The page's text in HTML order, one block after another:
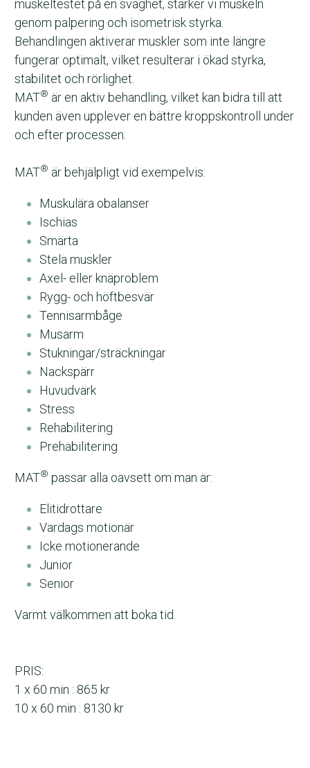
muskeltestet på en svaghet, stärker vi muskeln
genom palpering och isometrisk styrka.
Behandlingen aktiverar muskler som inte längre
fungerar optimalt, vilket resulterar i ökad styrka,
stabilitet och rörlighet.
MAT® är en aktiv behandling, vilket kan bidra till att
kunden även upplever en bättre kroppskontroll under
och efter processen.
MAT® är behjälpligt vid exempelvis:
Muskulära obalanser
Ischias
Smärta
Stela muskler
Axel- eller knäproblem
Rygg- och höftbesvär
Tennisarmbåge
Musarm
Stukningar/sträckningar
Nackspärr
Huvudvärk
Stress
Rehabilitering
Prehabilitering
MAT® passar alla oavsett om man är:
Elitidrottare
Vardags motionär
Icke motionerande
Junior
Senior
Varmt välkommen att boka tid.
PRIS:
1 x 60 min : 865 kr
10 x 60 min : 8130 kr